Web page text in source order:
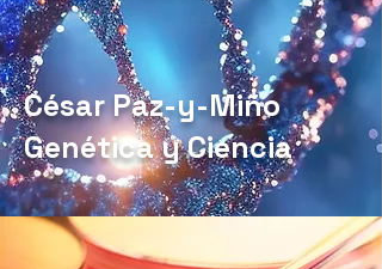
César Paz-y-Miño
Genética y Ciencia